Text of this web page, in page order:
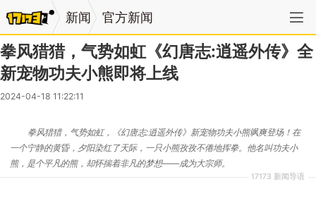
新闻 官方新闻
拳风猎猎，气势如虹《幻唐志:逍遥外传》全
新宠物功夫小熊即将上线
2024-04-18 11:22:11
17173 新闻导语
拳风猎猎，气势如虹，《幻唐志:逍遥外传》新宠物功夫小熊飒爽登场！在
一个宁静的黄昏，夕阳染红了天际，一只小熊孜孜不倦地挥拳。他名叫功夫小
熊，是个平凡的熊，却怀揣着非凡的梦想——成为大宗师。